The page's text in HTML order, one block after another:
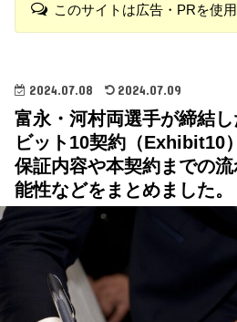
このサイトは広告・PRを使用
2024.07.08 2024.07.09
富永・河村両選手が締結
ビット10契約（Exhibit10
保証内容や本契約までの
能性などをまとめました。